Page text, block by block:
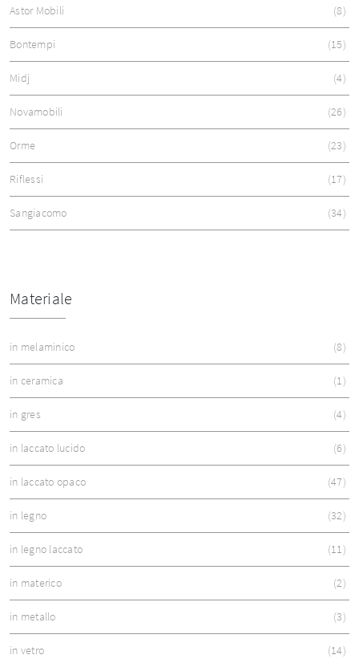
Astor Mobili 8
Bontempi 15
Midj 4
Novamobili 26
Orme 23
Riflessi 17
Sangiacomo 34
Materiale
in melaminico 8
in ceramica 1
in gres 4
in laccato lucido 6
in laccato opaco 47
in legno 32
in legno laccato 11
in materico 2
in metallo 3
in vetro 14